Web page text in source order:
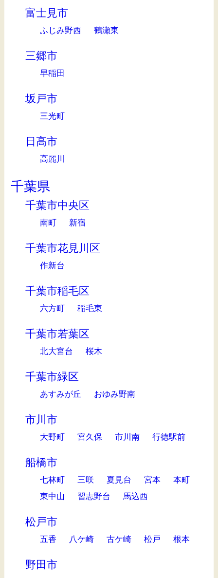
富士見市
ふじみ野西 鶴瀬東
三郷市
早稲田
坂戸市
三光町
日高市
高麗川
千葉県
千葉市中央区
南町 新宿
千葉市花見川区
作新台
千葉市稲毛区
六方町 稲毛東
千葉市若葉区
北大宮台 桜木
千葉市緑区
あすみが丘 おゆみ野南
市川市
大野町 宮久保 市川南 行徳駅前
船橋市
七林町 三咲 夏見台 宮本
本町
東中山
習志野台 馬込西
松戸市
五香 八ケ崎 古ケ崎 松戸 根本
野田市